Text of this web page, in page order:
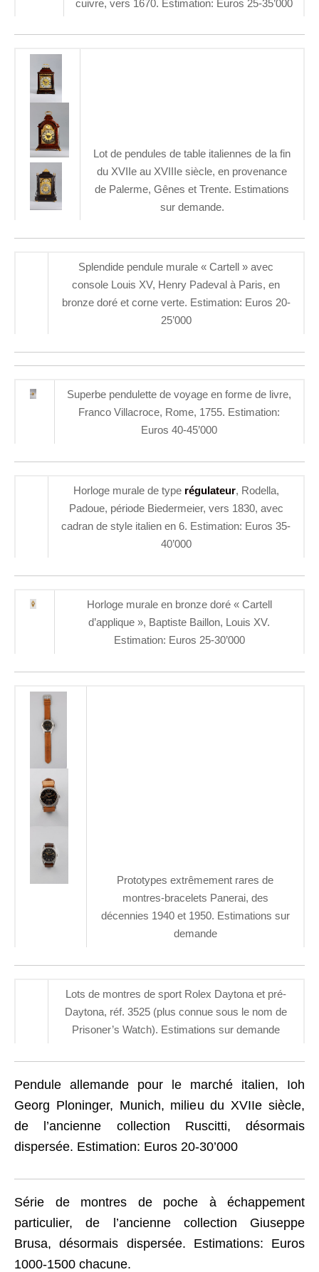
cuivre, vers 1670. Estimation: Euros 25-35’000
Lot de pendules de table italiennes de la fin
du XVIIe au XVIIIe siècle, en provenance
de Palerme, Gênes et Trente. Estimations
sur demande.
Splendide pendule murale « Cartell » avec
console Louis XV, Henry Padeval à Paris, en
bronze doré et corne verte. Estimation: Euros 20-
25’000
Superbe pendulette de voyage en forme de livre,
Franco Villacroce, Rome, 1755. Estimation:
Euros 40-45’000
Horloge murale de type régulateur, Rodella,
Padoue, période Biedermeier, vers 1830, avec
cadran de style italien en 6. Estimation: Euros 35-
40’000
Horloge murale en bronze doré « Cartell
d’applique », Baptiste Baillon, Louis XV.
Estimation: Euros 25-30’000
Prototypes extrêmement rares de
montres-bracelets Panerai, des
décennies 1940 et 1950. Estimations sur
demande
Lots de montres de sport Rolex Daytona et pré-
Daytona, réf. 3525 (plus connue sous le nom de
Prisoner’s Watch). Estimations sur demande
Pendule allemande pour le marché italien, Ioh
Georg Ploninger, Munich, milieu du XVIIe siècle,
de l’ancienne collection Ruscitti, désormais
dispersée. Estimation: Euros 20-30’000
Série de montres de poche à échappement
particulier, de l’ancienne collection Giuseppe
Brusa, désormais dispersée. Estimations: Euros
1000-1500 chacune.